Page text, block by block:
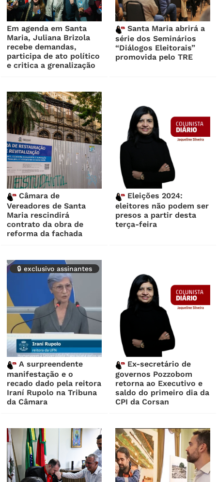
Em agenda em Santa
Maria, Juliana Brizola
recebe demandas,
participa de ato político
e critica a grenalização
Santa Maria abrirá a
série dos Seminários
“Diálogos Eleitorais”
promovida pelo TRE
Câmara de
Vereadores de Santa
Maria rescindirá
contrato da obra de
reforma da fachada
Eleições 2024:
eleitores não podem ser
presos a partir desta
terça-feira
🔒 exclusivo assinantes
A surpreendente
manifestação e o
recado dado pela reitora
Iraní Rupolo na Tribuna
da Câmara
Ex-secretário de
governos Pozzobom
retorna ao Executivo e
saldo do primeiro dia da
CPI da Corsan